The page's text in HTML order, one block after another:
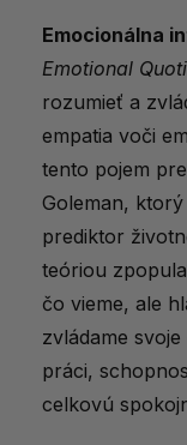
Päť pilierov
Ako
Ako
Ako
Ako
Ako
Ako
Emocionálna
Emotional
rozumieť a
empatia voči
tento pojem
Goleman,
prediktor
teóriou
čo vieme, ale
zvládame
práci,
celkovú